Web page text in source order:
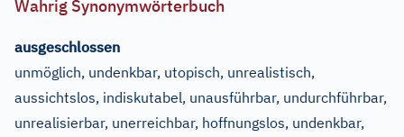
Wahrig Synonymwörterbuch
ausgeschlossen
unmöglich, undenkbar, utopisch, unrealistisch,
aussichtslos, indiskutabel, unausführbar, undurchführbar,
unrealisierbar, unerreichbar, hoffnungslos, undenkbar,